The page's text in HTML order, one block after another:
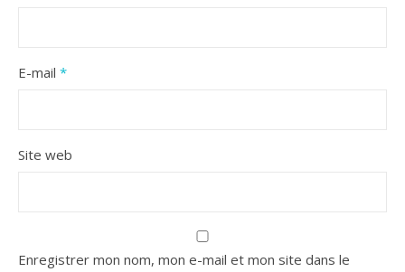
E-mail *
Site web
Enregistrer mon nom, mon e-mail et mon site dans le